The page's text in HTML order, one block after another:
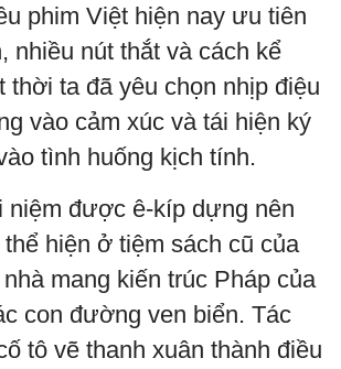
phim Việt hiện nay ưu tiên
nhiều nút thắt và cách kể
thời ta đã yêu chọn nhịp điệu
vào cảm xúc và tái hiện ký
tình huống kịch tính.
niệm được ê-kíp dựng nên
hiện ở tiệm sách cũ của
mang kiến trúc Pháp của
con đường ven biển. Tác
tô vẽ thanh xuân thành điều